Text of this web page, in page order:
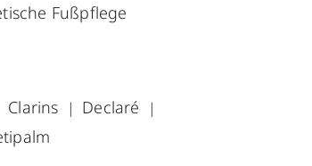
Fußpflege
Clarins
Declaré